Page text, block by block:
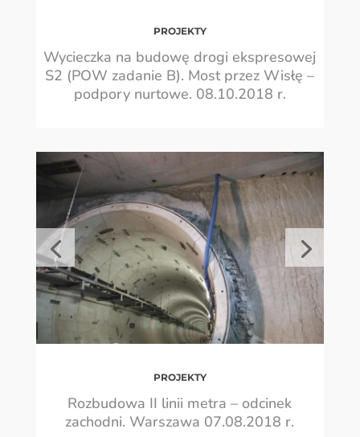
PROJEKTY
Wycieczka na budowę drogi ekspresowej
S2 (POW zadanie B). Most przez Wisłę –
podpory nurtowe. 08.10.2018 r.
PROJEKTY
Rozbudowa II linii metra – odcinek
zachodni. Warszawa 07.08.2018 r.